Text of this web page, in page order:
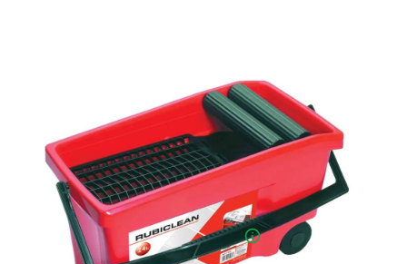
46,79 € Hors taxes
En stock : 1 Pièces
Commandé avant 23h59, expédié lundi!